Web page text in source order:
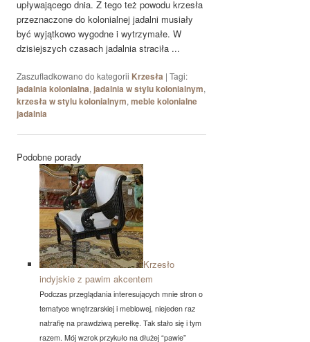
upływającego dnia. Z tego też powodu krzesła
przeznaczone do kolonialnej jadalni musiały
być wyjątkowo wygodne i wytrzymałe. W
dzisiejszych czasach jadalnia straciła ...
Zaszufladkowano do kategorii Krzesła |Tagi:
jadalnia kolonialna,jadalnia w stylu kolonialnym,
krzesła w stylu kolonialnym,meble kolonialne
jadalnia
Podobne porady
Krzesło
indyjskie z pawim akcentem
Podczas przeglądania interesujących mnie stron o
tematyce wnętrzarskiej i meblowej, niejeden raz
natrafię na prawdziwą perełkę. Tak stało się i tym
razem. Mój wzrok przykuło na dłużej “pawie”